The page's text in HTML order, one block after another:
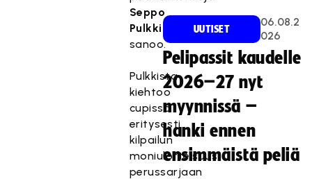
Seppo
Pulkkinen
sanoo.
Pulkkista
kiehtoo
cupissa
eritysesti
kilpailun
moniulotteisuus
perussarjaan
UUTISET
06.08.2
026
Pelipassit kaudelle
2026–27 nyt
myynnissä –
hanki ennen
ensimmäistä peliä